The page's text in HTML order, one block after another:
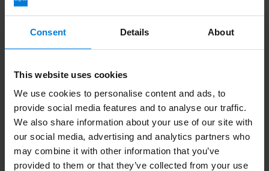
Consent Details About
This website uses cookies
We use cookies to personalise content and ads, to
provide social media features and to analyse our traffic.
We also share information about your use of our site with
our social media, advertising and analytics partners who
may combine it with other information that you’ve
provided to them or that they’ve collected from your use
Recent bekeken